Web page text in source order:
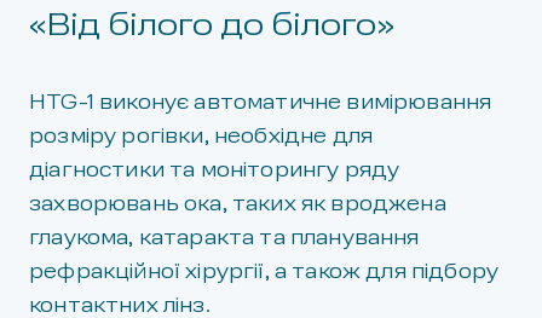
«Від білого до білого»
HTG-1 виконує автоматичне вимірювання
розміру рогівки, необхідне для
діагностики та моніторингу ряду
захворювань ока, таких як вроджена
глаукома, катаракта та планування
рефракційної хірургії, а також для підбору
контактних лінз.